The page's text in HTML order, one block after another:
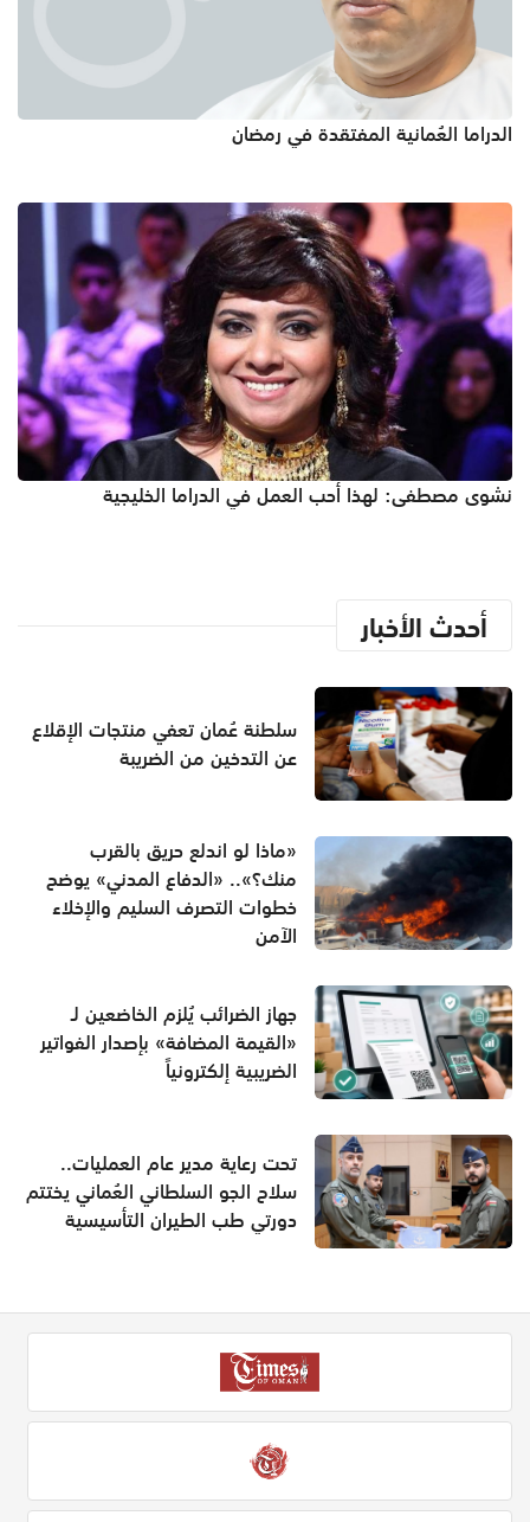
الدراما العُمانية المفتقدة في رمضان
نشوى مصطفى: لهذا أحب العمل في الدراما الخليجية
أحدث الأخبار
سلطنة عُمان تعفي منتجات الإقلاع
عن التدخين من الضريبة
«ماذا لو اندلع حريق بالقرب
منك؟».. «الدفاع المدني» يوضح
خطوات التصرف السليم والإخلاء
الآمن
جهاز الضرائب يُلزم الخاضعين لـ
«القيمة المضافة» بإصدار الفواتير
الضريبية إلكترونياً
تحت رعاية مدير عام العمليات..
سلاح الجو السلطاني العُماني يختتم
دورتي طب الطيران التأسيسية